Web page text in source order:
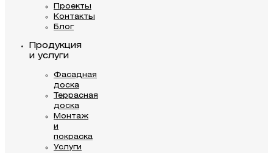
Проекты
Контакты
Блог
Продукция
и услуги
Фасадная
доска
Террасная
доска
Монтаж
и
покраска
Услуги